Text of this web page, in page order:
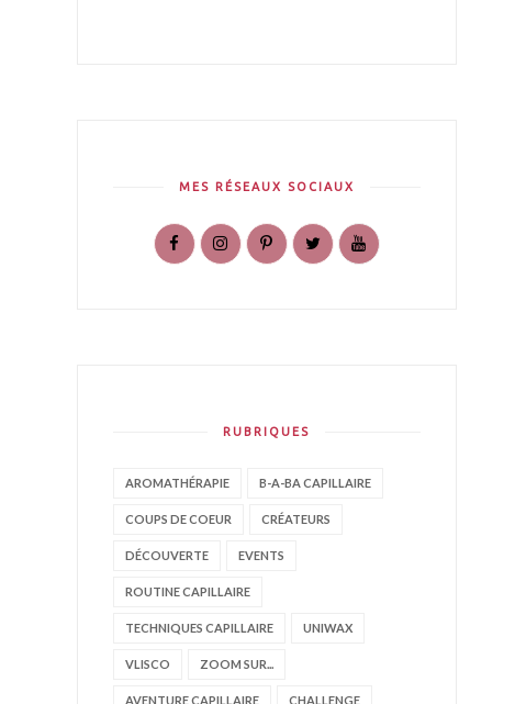
MES RÉSEAUX SOCIAUX
RUBRIQUES
AROMATHÉRAPIE B-A-BA CAPILLAIRE
COUPS DE COEUR CRÉATEURS
DÉCOUVERTE EVENTS
ROUTINE CAPILLAIRE
TECHNIQUES CAPILLAIRE UNIWAX
VLISCO ZOOM SUR...
AVENTURE CAPILLAIRE CHALLENGE